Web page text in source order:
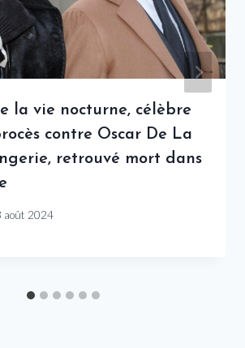
la vie nocturne, célèbre
contre Oscar De La
retrouvé mort dans
août 2024